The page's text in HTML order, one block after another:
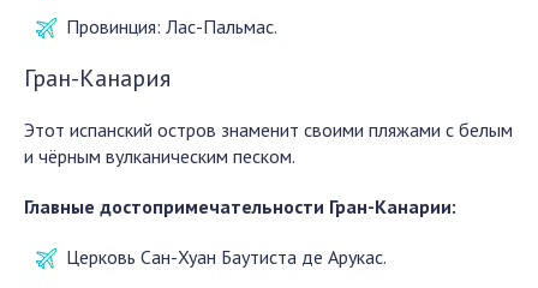
Провинция: Лас-Пальмас.
Гран-Канария
Этот испанский остров знаменит своими пляжами с белым
и чёрным вулканическим песком.
Главные достопримечательности Гран-Канарии:
Церковь Сан-Хуан Баутиста де Арукас.